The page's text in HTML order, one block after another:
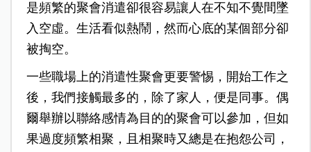
是頻繁的聚會消遣卻很容易讓人在不知不覺間墜
入空虛。生活看似熱鬧，然而心底的某個部分卻
被掏空。
一些職場上的消遣性聚會更要警惕，開始工作之
後，我們接觸最多的，除了家人，便是同事。偶
爾舉辦以聯絡感情為目的的聚會可以參加，但如
果過度頻繁相聚，且相聚時又總是在抱怨公司，